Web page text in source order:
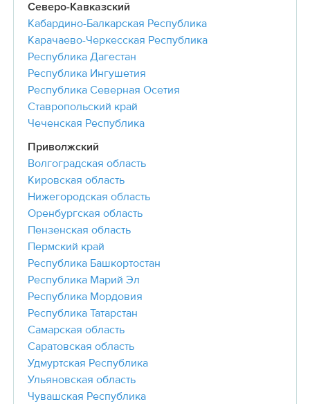
Северо-Кавказский
Кабардино-Балкарская Республика
Карачаево-Черкесская Республика
Республика Дагестан
Республика Ингушетия
Республика Северная Осетия
Ставропольский край
Чеченская Республика
Приволжский
Волгоградская область
Кировская область
Нижегородская область
Оренбургская область
Пензенская область
Пермский край
Республика Башкортостан
Республика Марий Эл
Республика Мордовия
Республика Татарстан
Самарская область
Саратовская область
Удмуртская Республика
Ульяновская область
Чувашская Республика